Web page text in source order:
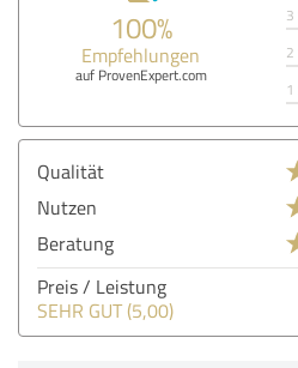
100%
Empfehlungen
auf ProvenExpert.com
3
2
Qualität
Nutzen
Beratung
Preis / Leistung
SEHR GUT (5,00)